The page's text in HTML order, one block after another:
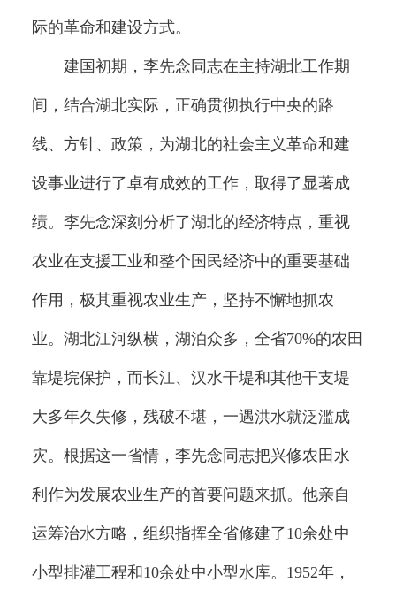
际的革命和建设方式。
建国初期，李先念同志在主持湖北工作期
间，结合湖北实际，正确贯彻执行中央的路
线、方针、政策，为湖北的社会主义革命和建
设事业进行了卓有成效的工作，取得了显著成
绩。李先念深刻分析了湖北的经济特点，重视
农业在支援工业和整个国民经济中的重要基础
作用，极其重视农业生产，坚持不懈地抓农
业。湖北江河纵横，湖泊众多，全省70%的农田
靠堤垸保护，而长江、汉水干堤和其他干支堤
大多年久失修，残破不堪，一遇洪水就泛滥成
灾。根据这一省情，李先念同志把兴修农田水
利作为发展农业生产的首要问题来抓。他亲自
运筹治水方略，组织指挥全省修建了10余处中
小型排灌工程和10余处中小型水库。1952年，